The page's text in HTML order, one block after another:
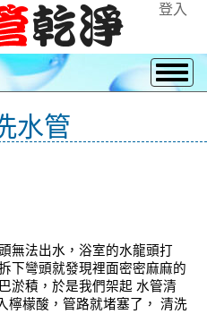
登入
水管
無法出水，浴室的水龍頭打
下彎頭就發現裡面密密麻麻的
淤積，於是我們架起 水管清
檸檬酸，管路就堵塞了， 清洗